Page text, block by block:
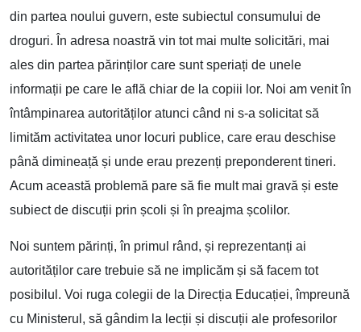
din partea noului guvern, este subiectul consumului de
droguri. În adresa noastră vin tot mai multe solicitări, mai
ales din partea părinților care sunt speriați de unele
informații pe care le află chiar de la copiii lor. Noi am venit în
întâmpinarea autorităților atunci când ni s-a solicitat să
limităm activitatea unor locuri publice, care erau deschise
până dimineață și unde erau prezenți preponderent tineri.
Acum această problemă pare să fie mult mai gravă și este
subiect de discuții prin școli și în preajma școlilor.
Noi suntem părinți, în primul rând, și reprezentanți ai
autorităților care trebuie să ne implicăm și să facem tot
posibilul. Voi ruga colegii de la Direcția Educației, împreună
cu Ministerul, să gândim la lecții și discuții ale profesorilor